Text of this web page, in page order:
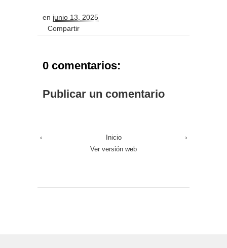
en junio 13, 2025
Compartir
0 comentarios:
Publicar un comentario
‹ ›
Inicio
Ver versión web